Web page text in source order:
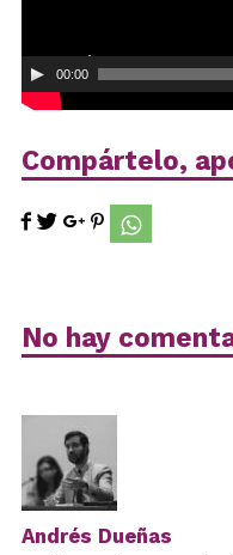
00:00
Compártelo,
No hay
Andrés Dueñas